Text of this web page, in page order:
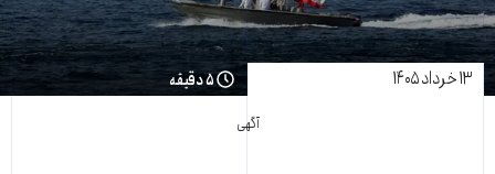
۱۳ خرداد ۱۴۰۵ ۵ دقیقه
آگهی